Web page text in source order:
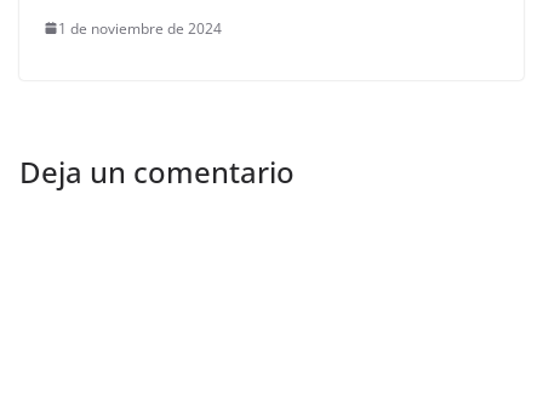
1 de noviembre de 2024
Deja un comentario